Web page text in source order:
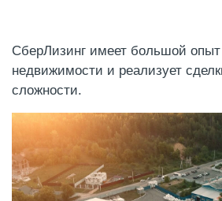
СберЛизинг имеет большой
недвижимости и реализует
сложности.